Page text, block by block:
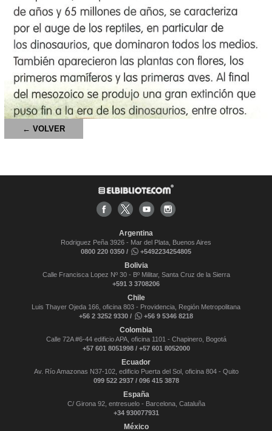
← VOLVER
Argentina
Rodriguez Peña 3926 - Mar del Plata, Buenos Aires
0800 220 0350 /
+5492234254805
Bolivia
Calle Francisca Lopez Nº 30 - Bº Militar, Santa Cruz de la Sierra
+591 3 3708206
Chile
Luis Thayer Ojeda 166, oficina 803 - Providencia, Región Metropolitana
+56 2 3252 9330 /
+56 9 5346 8218
Colombia
Calle 72A #6-44 edificio APA, oficina 1101 - Chapinero, Bogotá
+57 601 8051998 / +57 601 8052000
Ecuador
Av. Río Amazonas N37-102, edificio Puerta del Sol, oficina 804 - Quito
099 522 2937 / 096 415 3878
España
C/ Girona 92, entresuelo - Barcelona, Cataluña
+34 930077931
México